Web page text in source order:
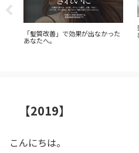
「髪質改善」で効果が出なかった
あなたへ。
【2019】
こんにちは。